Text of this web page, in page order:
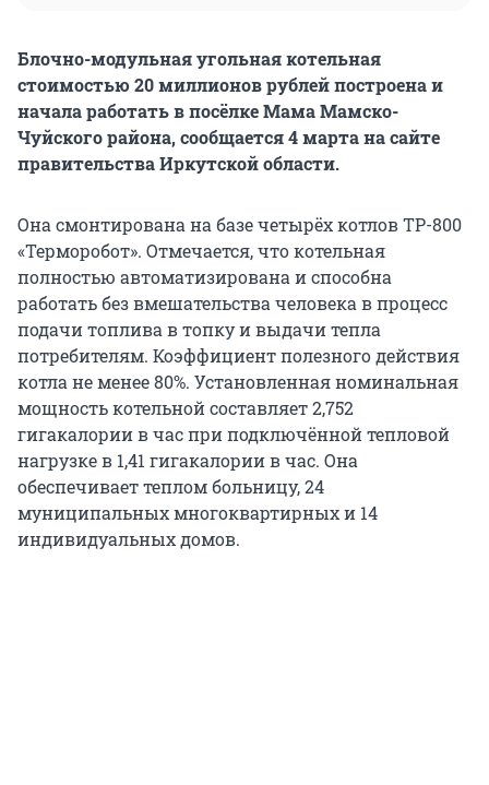
Блочно-модульная угольная котельная
стоимостью 20 миллионов рублей построена и
начала работать в посёлке Мама Мамско-
Чуйского района, сообщается 4 марта на сайте
правительства Иркутской области.
Она смонтирована на базе четырёх котлов ТР-800
«Терморобот». Отмечается, что котельная
полностью автоматизирована и способна
работать без вмешательства человека в процесс
подачи топлива в топку и выдачи тепла
потребителям. Коэффициент полезного действия
котла не менее 80%. Установленная номинальная
мощность котельной составляет 2,752
гигакалории в час при подключённой тепловой
нагрузке в 1,41 гигакалории в час. Она
обеспечивает теплом больницу, 24
муниципальных многоквартирных и 14
индивидуальных домов.